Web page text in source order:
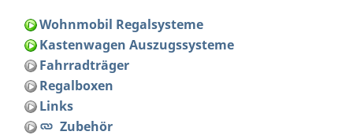
Wohnmobil Regalsysteme
Kastenwagen Auszugssysteme
Fahrradträger
Regalboxen
Links
Zubehör